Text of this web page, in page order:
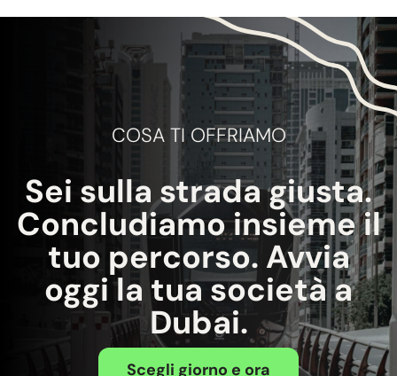
COSA TI OFFRIAMO
Sei sulla strada giusta.
Concludiamo insieme il
tuo percorso. Avvia
oggi la tua società a
Dubai.
Scegli giorno e ora